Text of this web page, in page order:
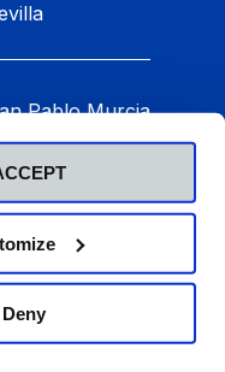
Deny
Pablo Murcia
Segura Murcia
968 61 19 05
Pablo CEU.